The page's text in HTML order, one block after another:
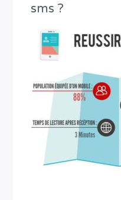
sms ?